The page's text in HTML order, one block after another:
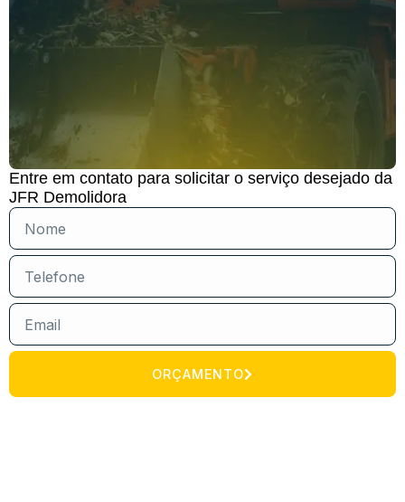
Entre em contato para solicitar o serviço desejado da
JFR Demolidora
ORÇAMENTO